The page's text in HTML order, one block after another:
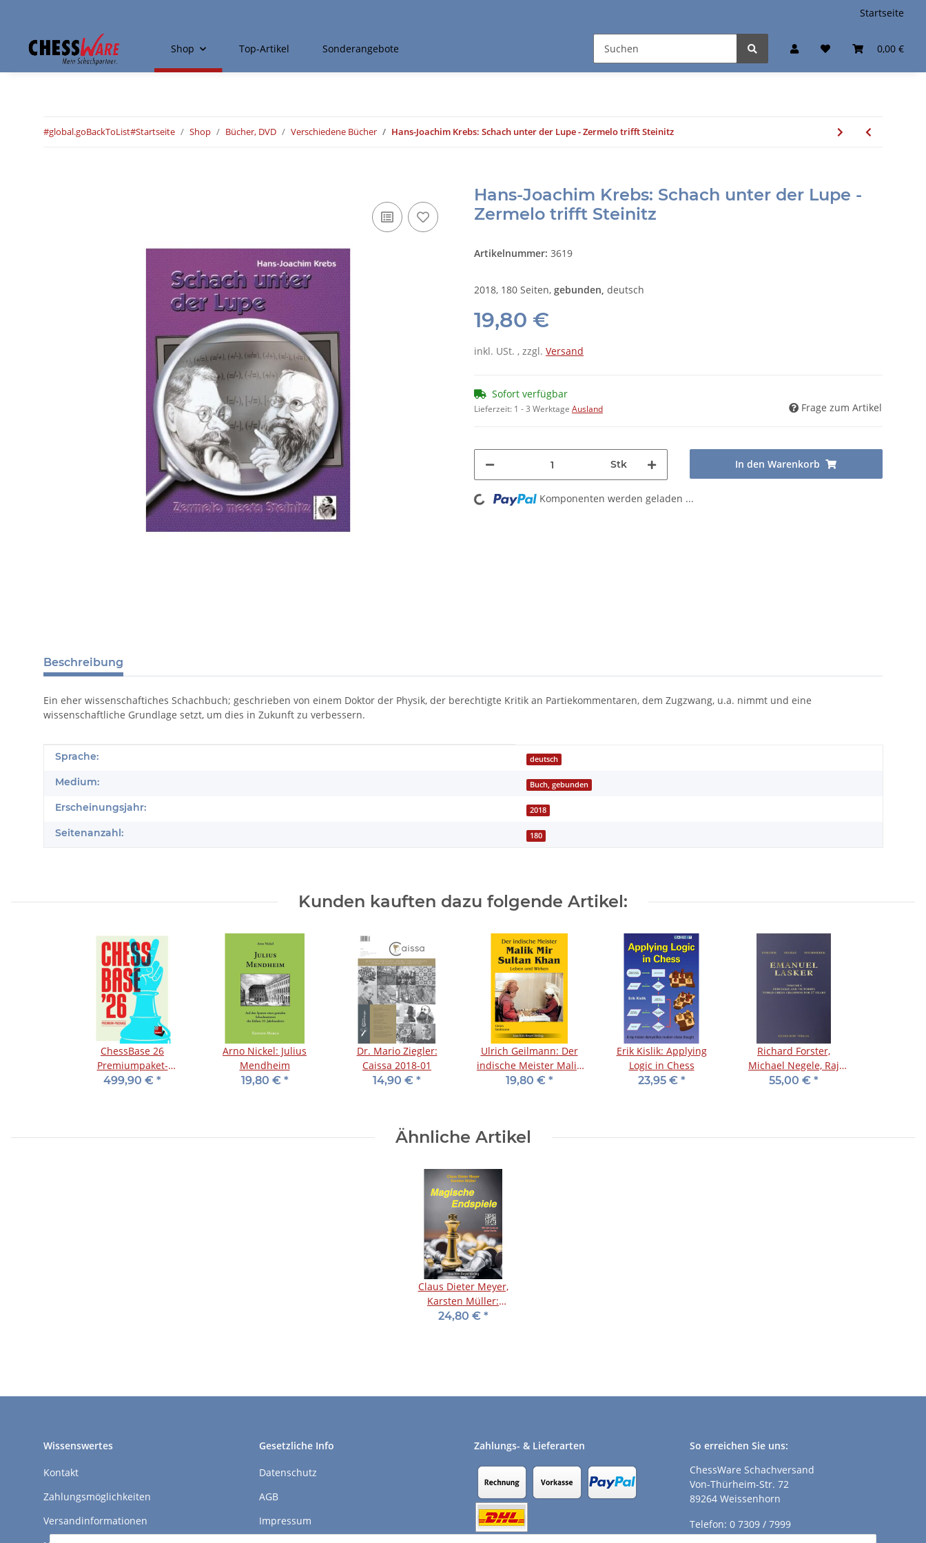
Startseite
0,00 €
Shop Top-Artikel Sonderangebote
#global.goBackToList#Startseite Shop Bücher, DVD Verschiedene Bücher Hans-Joachim Krebs: Schach unter der Lupe - Zermelo trifft Steinitz
Hans-Joachim Krebs: Schach unter der Lupe -
Zermelo trifft Steinitz
Artikelnummer: 3619
2018, 180 Seiten, gebunden, deutsch
19,80 €
inkl. USt. , zzgl. Versand
Sofort verfügbar
Lieferzeit: 1 - 3 Werktage Ausland Frage zum Artikel
Stk In den Warenkorb
Loading... Komponenten werden geladen ...
Beschreibung
Ein eher wissenschaftiches Schachbuch; geschrieben von einem Doktor der Physik, der berechtigte Kritik an Partiekommentaren, dem Zugzwang, u.a. nimmt und eine
wissenschaftliche Grundlage setzt, um dies in Zukunft zu verbessern.
Produkteigenschaft
Wert
Sprache: deutsch
Medium: Buch, gebunden
Erscheinungsjahr: 2018
Seitenanzahl: 180
Kunden kauften dazu folgende Artikel:
ChessBase 26
Premiumpaket-
Download
499,90 € *
Arno Nickel: Julius
Mendheim
19,80 € *
Dr. Mario Ziegler:
Caissa 2018-01
14,90 € *
Ulrich Geilmann: Der
indische Meister Malik
Mir Sultan Khan
19,80 € *
Erik Kislik: Applying
Logic in Chess
23,95 € *
Richard Forster,
Michael Negele, Raj
Tischbierek: Emanuel
55,00 € *
Ähnliche Artikel
Claus Dieter Meyer,
Karsten Müller:
Magische Endspiele
24,80 € *
Wissenswertes
Kontakt
Zahlungsmöglichkeiten
Versandinformationen
Gesetzliche Info
Datenschutz
AGB
Impressum
Zahlungs- & Lieferarten
So erreichen Sie uns:
ChessWare Schachversand
Von-Thürheim-Str. 72
89264 Weissenhorn
Telefon: 0 7309 / 7999